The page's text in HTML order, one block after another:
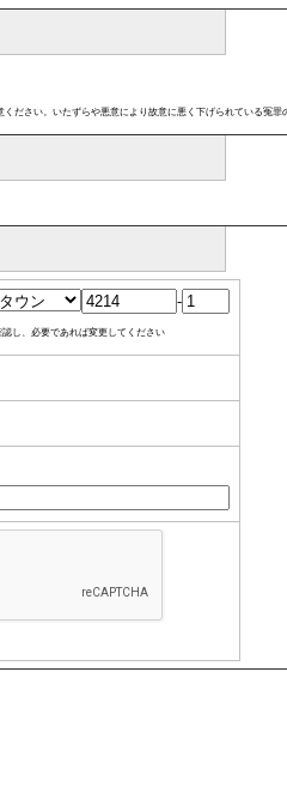
ださい。いたずらや悪意により故意に悪く下げられている冤罪
-
し、必要であれば変更してください